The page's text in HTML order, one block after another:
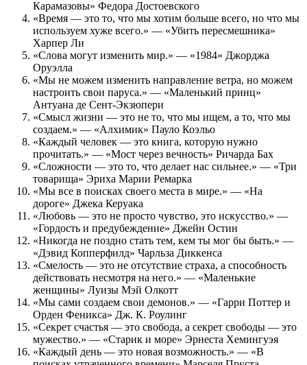
Карамазовы» Федора Достоевского
«Время — это то, что мы хотим больше всего, но что мы
используем хуже всего.» — «Убить пересмешника»
Харпер Ли
«Слова могут изменить мир.» — «1984» Джорджа
Оруэлла
«Мы не можем изменить направление ветра, но можем
настроить свои паруса.» — «Маленький принц»
Антуана де Сент-Экзюпери
«Смысл жизни — это не то, что мы ищем, а то, что мы
создаем.» — «Алхимик» Пауло Коэльо
«Каждый человек — это книга, которую нужно
прочитать.» — «Мост через вечность» Ричарда Бах
«Сложности — это то, что делает нас сильнее.» — «Три
товарища» Эриха Марии Ремарка
«Мы все в поисках своего места в мире.» — «На
дороге» Джека Керуака
«Любовь — это не просто чувство, это искусство.» —
«Гордость и предубеждение» Джейн Остин
«Никогда не поздно стать тем, кем ты мог бы быть.» —
«Дэвид Копперфилд» Чарльза Диккенса
«Смелость — это не отсутствие страха, а способность
действовать несмотря на него.» — «Маленькие
женщины» Луизы Мэй Олкотт
«Мы сами создаем свои демонов.» — «Гарри Поттер и
Орден Феникса» Дж. К. Роулинг
«Секрет счастья — это свобода, а секрет свободы — это
мужество.» — «Старик и море» Эрнеста Хемингуэя
«Каждый день — это новая возможность.» — «В